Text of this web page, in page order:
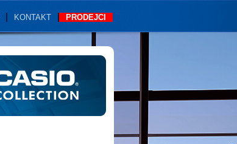
KONTAKT PRODEJCI